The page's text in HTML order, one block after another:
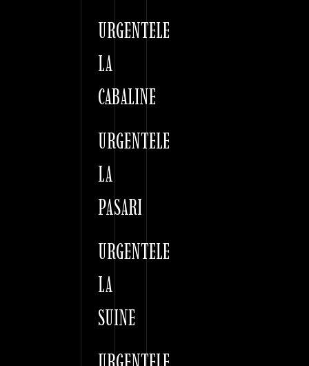
URGENTELE
LA
CABALINE
URGENTELE
LA
PASARI
URGENTELE
LA
SUINE